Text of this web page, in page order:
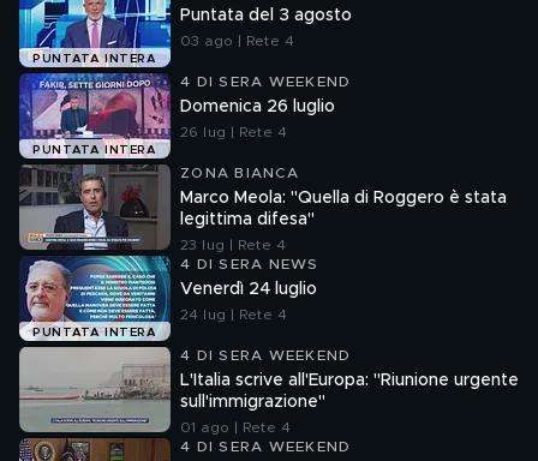
PUNTATA INTERA
Puntata del 3 agosto
03 ago | Rete 4
PUNTATA INTERA
4 DI SERA WEEKEND
Domenica 26 luglio
26 lug | Rete 4
ZONA BIANCA
Marco Meola: "Quella di Roggero è stata
legittima difesa"
23 lug | Rete 4
PUNTATA INTERA
4 DI SERA NEWS
Venerdì 24 luglio
24 lug | Rete 4
4 DI SERA WEEKEND
L'Italia scrive all'Europa: "Riunione urgente
sull'immigrazione"
01 ago | Rete 4
4 DI SERA WEEKEND